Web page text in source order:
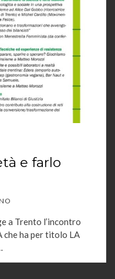
e farlo
a Trento l’incontro
che ha per titolo LA